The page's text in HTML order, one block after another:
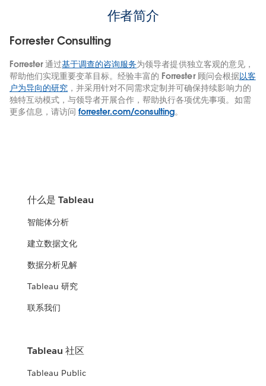
作者简介
Forrester Consulting
Forrester 通过基于调查的咨询服务为领导者提供独立客观的意见，
帮助他们实现重要变革目标。经验丰富的 Forrester 顾问会根据以客
户为导向的研究 ，并采用针对不同需求定制并可确保持续影响力的
独特互动模式，与领导者开展合作，帮助执行各项优先事项。如需
更多信息，请访问forrester.com/consulting。
什么是 Tableau
智能体分析
建立数据文化
数据分析见解
Tableau 研究
联系我们
Tableau 社区
Tableau Public